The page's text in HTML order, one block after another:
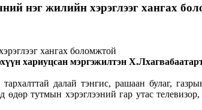
нэг жилийн хэрэглээг хангах
хариуцсан мэргэжилтэн
далай тэнгис, рашаан булаг,
тутмын хэрэглээний гар утас